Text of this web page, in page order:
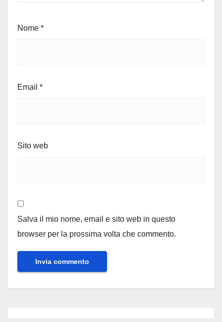
Nome *
Email *
Sito web
Salva il mio nome, email e sito web in questo
browser per la prossima volta che commento.